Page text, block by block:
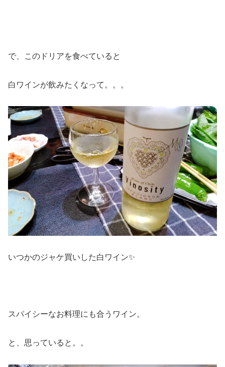
で、このドリアを食べていると
白ワインが飲みたくなって。。。
いつかのジャケ買いした白ワイン✨
スパイシーなお料理にも合うワイン。
と、思っていると。。